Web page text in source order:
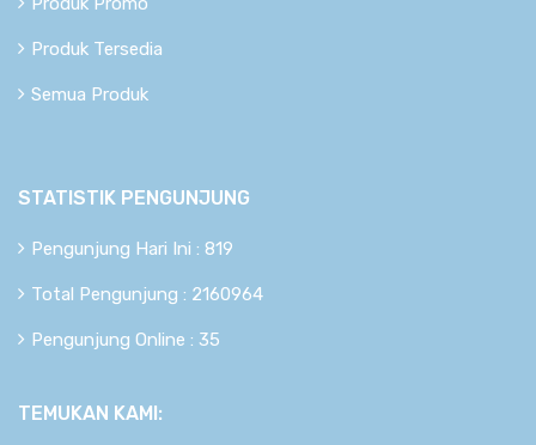
Produk Tersedia
Semua Produk
STATISTIK PENGUNJUNG
Pengunjung Hari Ini : 819
Total Pengunjung : 2160964
Pengunjung Online : 35
TEMUKAN KAMI: